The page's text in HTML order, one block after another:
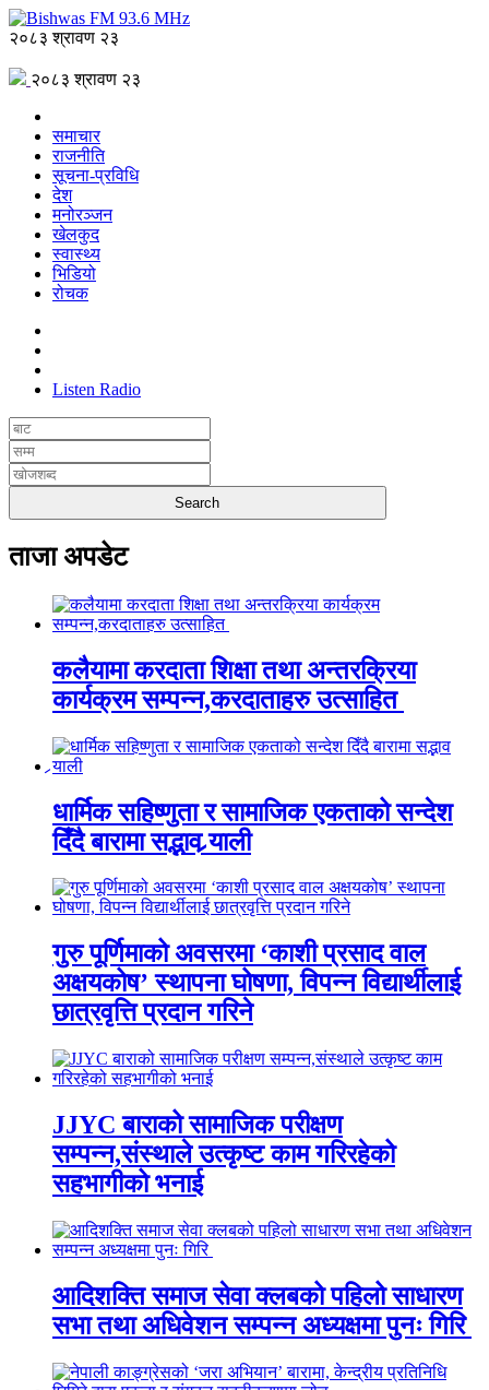
२०८३ श्रावण २३
२०८३ श्रावण २३
समाचार
राजनीति
सूचना-प्रविधि
देश
मनोरञ्जन
खेलकुद
स्वास्थ्य
भिडियो
रोचक
Listen Radio
ताजा अपडेट
कलैयामा करदाता शिक्षा तथा अन्तरक्रिया
कार्यक्रम सम्पन्न,करदाताहरु उत्साहित
धार्मिक सहिष्णुता र सामाजिक एकताको सन्देश
दिँदै बारामा सद्भाव र्‍याली
गुरु पूर्णिमाको अवसरमा ‘काशी प्रसाद वाल
अक्षयकोष’ स्थापना घोषणा, विपन्न विद्यार्थीलाई
छात्रवृत्ति प्रदान गरिने
JJYC बाराको सामाजिक परीक्षण
सम्पन्न,संस्थाले उत्कृष्ट काम गरिरहेको
सहभागीको भनाई
आदिशक्ति समाज सेवा क्लबको पहिलो साधारण
सभा तथा अधिवेशन सम्पन्न अध्यक्षमा पुनः गिरि